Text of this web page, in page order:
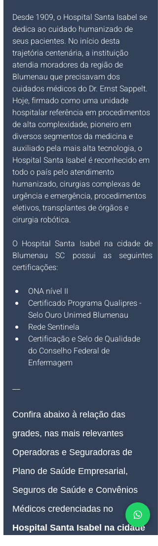
​Desde 1909, o Hospital Santa Isabel se
dedica ao cuidado humanizado de
seus pacientes. No início desta
trajetória centenária, a instituição
atendia moradores da região de
Blumenau que precisavam dos
cuidados médicos do Dr. Ernst Sappelt.
Hoje, firmado como uma unidade
hospitalar referência em procedimentos
de alta complexidade, pioneiro em
diversos segmentos da medicina e
auxiliado pela mais alta tecnologia, o
Hospital Santa Isabel é reconhecido em
todo o país pelo atendimento​
humanizado, cirurgias complexas de
urgência e emergência, procedimentos
eletivos, transplantes de órgãos e
cirurgia robótica.
O Hospital Santa Isabel na cidade de
Blumenau SC possui as seguintes
certificações:
​ONA nível II
Certificado Programa Qualipres -
Selo Ouro Unimed Blumenau
Rede Sentinela ​
Certificação e Selo de Qualidade
do Conselho Federal de
Enfermagem
__
Confira abaixo à relação das
grades, nas mais relevantes
Operadoras e Seguradoras de
Plano de Saúde Empresarial,
Seguros de Saúde e Convênios
Médicos credenciadas no
Hospital Santa Isabel na cidade